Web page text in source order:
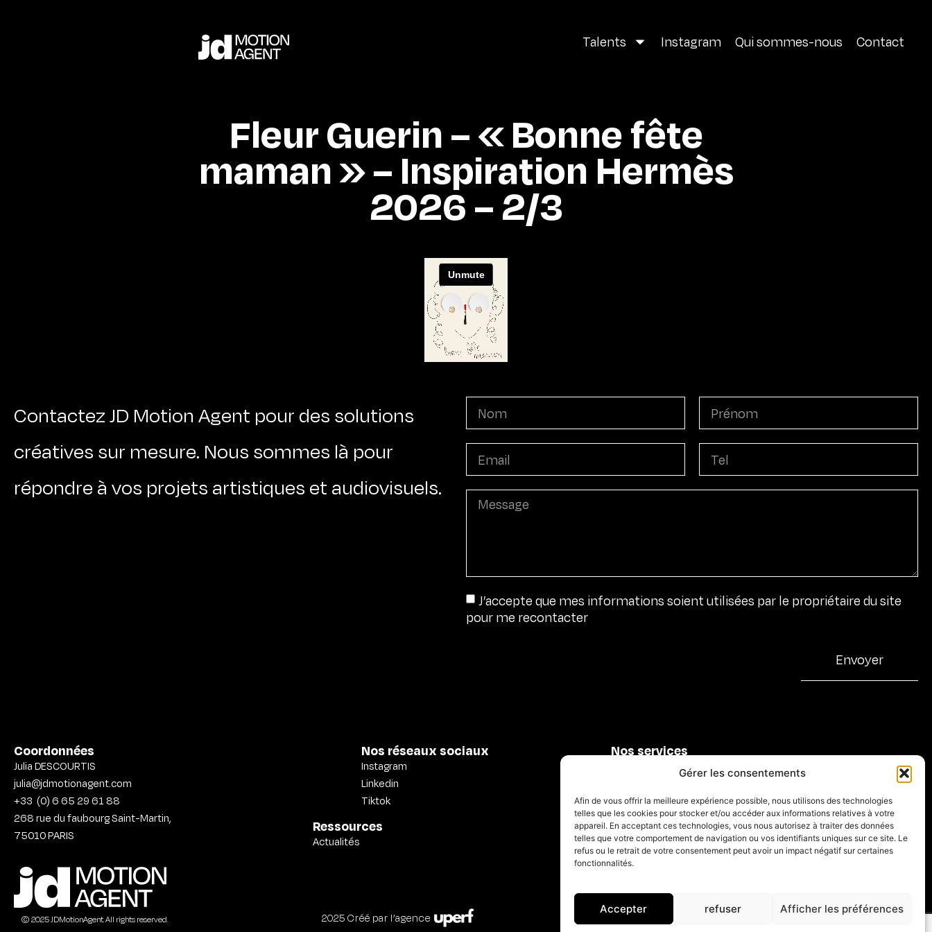
Gérer les consentements
Afin de vous offrir la meilleure expérience possible, nous utilisons des technologies
telles que les cookies pour stocker et/ou accéder aux informations relatives à votre
appareil. En acceptant ces technologies, vous nous autorisez à traiter des données
telles que votre comportement de navigation ou vos identifiants uniques sur ce site. Le
refus ou le retrait de votre consentement peut avoir un impact négatif sur certaines
fonctionnalités.
Accepter refuser Afficher les préférences
Talents Instagram Qui sommes-nous Contact
Fleur Guerin – « Bonne fête
maman » – Inspiration Hermès
2026 – 2/3
Contactez JD Motion Agent pour des solutions
créatives sur mesure. Nous sommes là pour
répondre à vos projets artistiques et audiovisuels.
J’accepte que mes informations soient utilisées par le propriétaire du site
pour me recontacter
Envoyer
Coordonnées
Julia DESCOURTIS
julia@jdmotionagent.com
+33 (0) 6 65 29 61 88
268 rue du faubourg Saint-Martin,
75010PARIS
Nos réseaux sociaux
Instagram
Linkedin
Tiktok
Ressources
Actualités
Nos services
Motion Illustration
Motion Collage
Motion Design
© 2025 JDMotionAgent. All rights reserved. 2025 Créé par l’agence Mentions legales